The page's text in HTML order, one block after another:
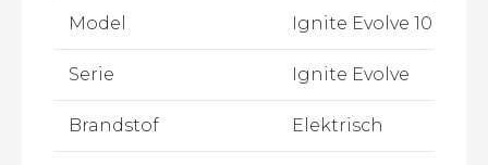
Model Ignite Evolve 100
Serie Ignite Evolve
Brandstof Elektrisch